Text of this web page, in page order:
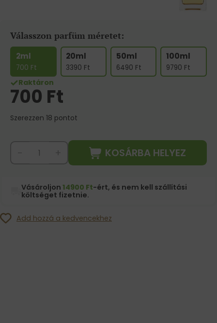
Válasszon parfüm méretet:
2ml
700 Ft
20ml
3390 Ft
50ml
6490 Ft
100ml
9790 Ft
Raktáron
700 Ft
Szerezzen 18 pontot
KOSÁRBA HELYEZ
Vásároljon14900 Ft-ért, és nem kell szállítási
költséget fizetnie.
Add hozzá a kedvencekhez